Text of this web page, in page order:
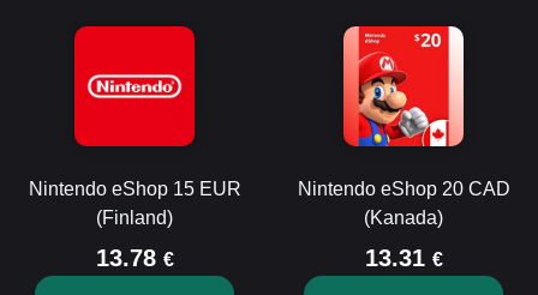
Nintendo eShop 15 EUR
(Finland)
13.78 €
Nintendo eShop 20 CAD
(Kanada)
13.31 €